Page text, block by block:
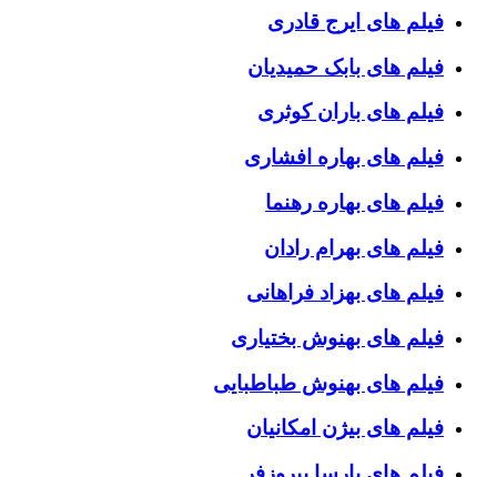
فیلم های ایرج قادری
فیلم های بابک حمیدیان
فیلم های باران کوثری
فیلم های بهاره افشاری
فیلم های بهاره رهنما
فیلم های بهرام رادان
فیلم های بهزاد فراهانی
فیلم های بهنوش بختیاری
فیلم های بهنوش طباطبایی
فیلم های بیژن امکانیان